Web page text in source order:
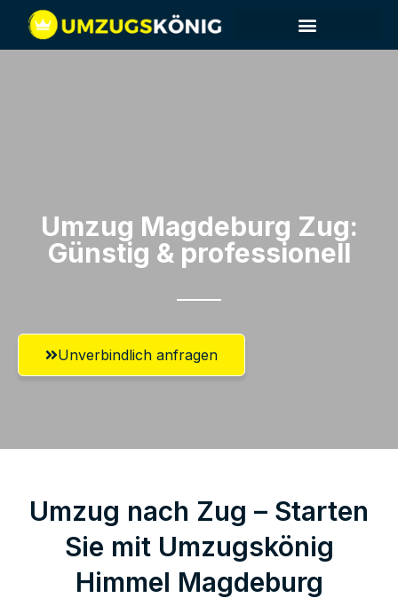
Umzug Magdeburg​ Zug:
Günstig & professionell​
Unverbindlich anfragen
Umzug nach Zug – Starten
Sie mit Umzugskönig
Himmel Magdeburg